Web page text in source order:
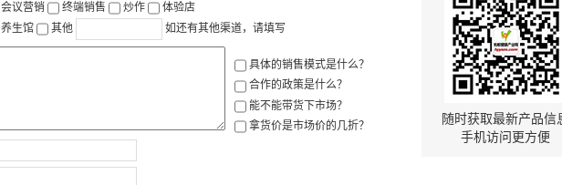
随时获取最新产品信
手机访问更方便
会议营销 终端销售 炒作
体验店
养生馆
其他 如还有其他渠道，请填写
具体的销售模式是什么？
合作的政策是什么？
能不能带货下市场？
拿货价是市场价的几折？